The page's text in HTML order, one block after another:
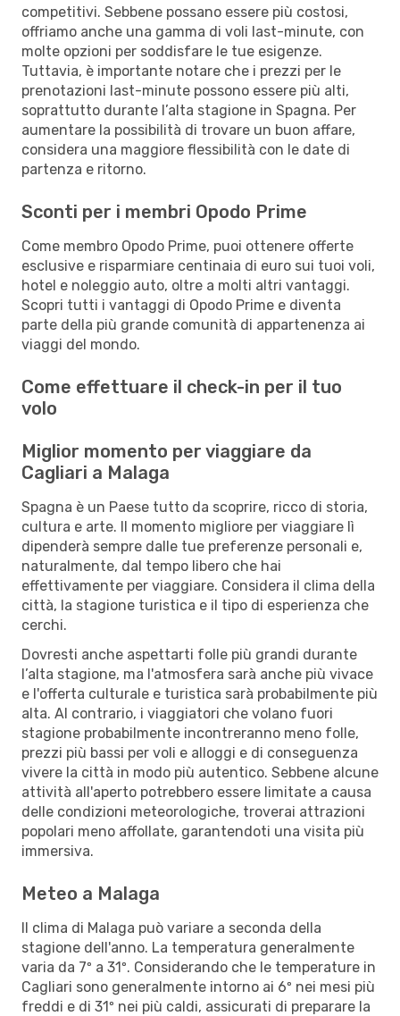
competitivi. Sebbene possano essere più costosi,
offriamo anche una gamma di voli last-minute, con
molte opzioni per soddisfare le tue esigenze.
Tuttavia, è importante notare che i prezzi per le
prenotazioni last-minute possono essere più alti,
soprattutto durante l’alta stagione in Spagna. Per
aumentare la possibilità di trovare un buon affare,
considera una maggiore flessibilità con le date di
partenza e ritorno.
Sconti per i membri Opodo Prime
Come membro Opodo Prime, puoi ottenere offerte
esclusive e risparmiare centinaia di euro sui tuoi voli,
hotel e noleggio auto, oltre a molti altri vantaggi.
Scopri tutti i vantaggi di Opodo Prime e diventa
parte della più grande comunità di appartenenza ai
viaggi del mondo.
Come effettuare il check-in per il tuo
volo
Miglior momento per viaggiare da
Cagliari a Malaga
Spagna è un Paese tutto da scoprire, ricco di storia,
cultura e arte. Il momento migliore per viaggiare lì
dipenderà sempre dalle tue preferenze personali e,
naturalmente, dal tempo libero che hai
effettivamente per viaggiare. Considera il clima della
città, la stagione turistica e il tipo di esperienza che
cerchi.
Dovresti anche aspettarti folle più grandi durante
l’alta stagione, ma l'atmosfera sarà anche più vivace
e l'offerta culturale e turistica sarà probabilmente più
alta. Al contrario, i viaggiatori che volano fuori
stagione probabilmente incontreranno meno folle,
prezzi più bassi per voli e alloggi e di conseguenza
vivere la città in modo più autentico. Sebbene alcune
attività all'aperto potrebbero essere limitate a causa
delle condizioni meteorologiche, troverai attrazioni
popolari meno affollate, garantendoti una visita più
immersiva.
Meteo a Malaga
Il clima di Malaga può variare a seconda della
stagione dell'anno. La temperatura generalmente
varia da 7º a 31º. Considerando che le temperature in
Cagliari sono generalmente intorno ai 6º nei mesi più
freddi e di 31º nei più caldi, assicurati di preparare la